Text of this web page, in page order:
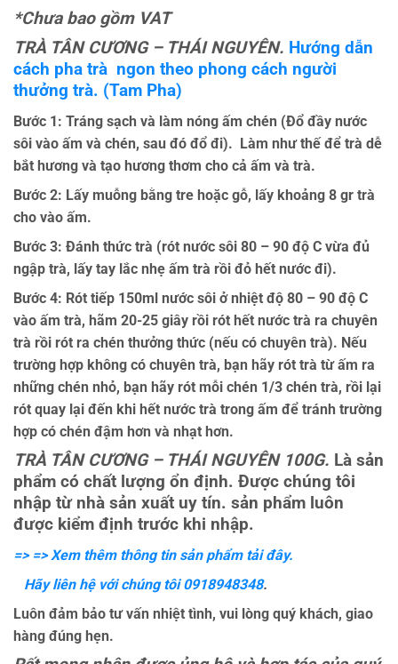
*Chưa bao gồm VAT
TRÀ TÂN CƯƠNG – THÁI NGUYÊN. Hướng dẫn
cách pha trà ngon theo phong cách người
thưởng trà. (Tam Pha)
Bước 1: Tráng sạch và làm nóng ấm chén (Đổ đầy nước
sôi vào ấm và chén, sau đó đổ đi). Làm như thế để trà dễ
bắt hương và tạo hương thơm cho cả ấm và trà.
Bước 2: Lấy muỗng bằng tre hoặc gỗ, lấy khoảng 8 gr trà
cho vào ấm.
Bước 3: Đánh thức trà (rót nước sôi 80 – 90 độ C vừa đủ
ngập trà, lấy tay lắc nhẹ ấm trà rồi đỏ hết nước đi).
Bước 4: Rót tiếp 150ml nước sôi ở nhiệt độ 80 – 90 độ C
vào ấm trà, hãm 20-25 giây rồi rót hết nước trà ra chuyên
trà rồi rót ra chén thưởng thức (nếu có chuyên trà). Nếu
trường hợp không có chuyên trà, bạn hãy rót trà từ ấm ra
những chén nhỏ, bạn hãy rót mỗi chén 1/3 chén trà, rồi lại
rót quay lại đến khi hết nước trà trong ấm để tránh trường
hợp có chén đậm hơn và nhạt hơn.
TRÀ TÂN CƯƠNG – THÁI NGUYÊN 100G. Là sản
phẩm có chất lượng ổn định. Được chúng tôi
nhập từ nhà sản xuất uy tín. sản phẩm luôn
được kiểm định trước khi nhập.
=> => Xem thêm thông tin sản phẩm tải đây.
Hãy liên hệ với chúng tôi 0918948348.
Luôn đảm bảo tư vấn nhiệt tình, vui lòng quý khách, giao
hàng đúng hẹn.